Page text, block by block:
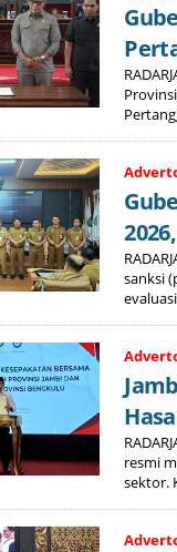
sanksi
resmi
sektor.